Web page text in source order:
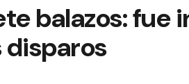
balazos: fue
disparos